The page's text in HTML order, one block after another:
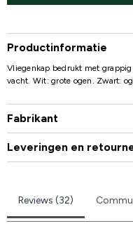
Productinformatie
Vliegenkap bedrukt met
vacht. Wit: grote ogen. Zwart:
Fabrikant
Leveringen en
Reviews (32)